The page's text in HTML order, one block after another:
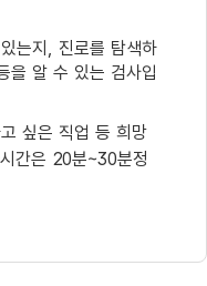
는지 , 진로를 탐색하
을 알 수 있는 검사입
싶은 직업 등 희망
간은 20분~30분정